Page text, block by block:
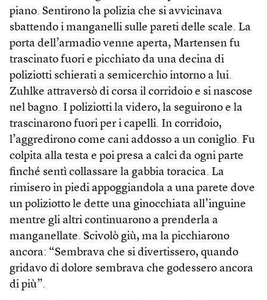
piano. Sentirono la polizia che si avvicinava
sbattendo i manganelli sulle pareti delle scale. La
porta dell’armadio venne aperta, Martensen fu
trascinato fuori e picchiato da una decina di
poliziotti schierati a semicerchio intorno a lui.
Zuhlke attraversò di corsa il corridoio e si nascose
nel bagno. I poliziotti la videro, la seguirono e la
trascinarono fuori per i capelli. In corridoio,
l’aggredirono come cani addosso a un coniglio. Fu
colpita alla testa e poi presa a calci da ogni parte
finché sentì collassare la gabbia toracica. La
rimisero in piedi appoggiandola a una parete dove
un poliziotto le dette una ginocchiata all’inguine
mentre gli altri continuarono a prenderla a
manganellate. Scivolò giù, ma la picchiarono
ancora: “Sembrava che si divertissero, quando
gridavo di dolore sembrava che godessero ancora
di più”.